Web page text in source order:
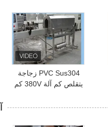
PVC Sus304 زجاجة
يتقلص كم آلة 380V كم